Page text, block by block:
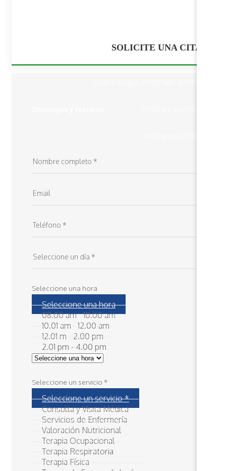
SOLICITE UNA CITA
Seleccione una hora
Seleccione una hora
08.00 am - 10.00 am
10.01 am - 12.00 am
12.01 m - 2.00 pm
2.01 pm - 4.00 pm
Seleccione un servicio *
Seleccione un servicio *
Consulta y Visita Médica
Servicios de Enfermería
Valoración Nutricional
Terapia Ocupacional
Terapia Respiratoria
Terapia Física